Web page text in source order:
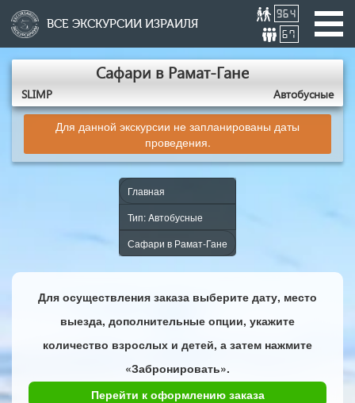
ВСЕ ЭКСКУРСИИ ИЗРАИЛЯ
964
67
Сафари в Рамат-Гане
SLIMP Aвтобусные
Для данной экскурсии не запланированы даты
проведения.
Главная
Тип: Aвтобусные
Сафари в Рамат-Гане
Для осуществления заказа выберите дату, место
выезда, дополнительные опции, укажите
количество взрослых и детей, а затем нажмите
«Забронировать».
Перейти к оформлению заказа